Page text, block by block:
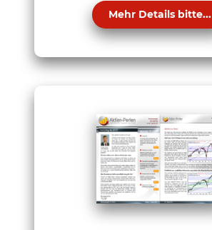
Mehr Details bitte...